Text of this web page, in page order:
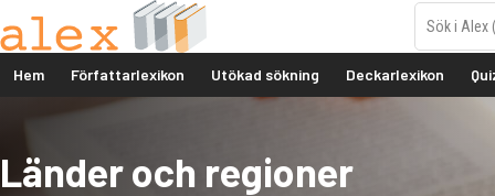
Hem Författarlexikon Utökad sökning Deckarlexikon
Länder och regioner